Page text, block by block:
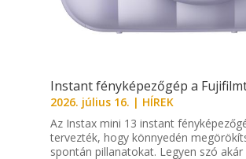
Instant fényképezőgép a
2026. július 16. | HÍREK
Az Instax mini 13 instant
tervezték, hogy könnyedén
spontán pillanatokat. Legyen szó akár